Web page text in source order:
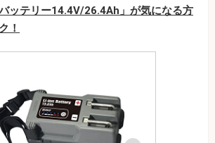
バッテリー14.4V/26.4Ah」が気になる方
！